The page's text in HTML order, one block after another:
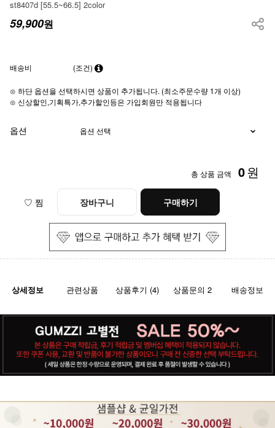
st8407d [55.5~66.5] 2color
59,900원
배송비 (조건)
⊙ 하단 옵션을 선택하시면 상품이 추가됩니다. (최소주문수량 1개 이상)
⊙ 신상할인,기획특가,추가할인등은 가입회원만 적용됩니다
옵션
총 상품 금액 0원
♡ 찜 장바구니 구매하기
상세정보 관련상품 상품후기 (4) 상품문의 2 배송정보